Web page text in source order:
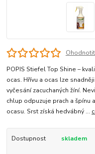
POPIS Stiefel Top Shine –
ocas. Hřívu a ocas lze
vyčesání zacuchaných žíní.
chlup odpuzuje prach a špínu
ocasu. Srst získá hedvábný ...
Dostupnost skladem